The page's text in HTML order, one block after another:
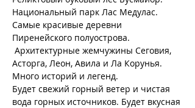
Национальный парк Лас Медулас.
Самые красивые деревни
Пиренейского полуострова.
Архитектурные жемчужины Сеговия,
Асторга, Леон, Авила и Ла Корунья.
Много историй и легенд.
Будет свежий горный ветер и чистая
вода горных источников. Будет вкусная